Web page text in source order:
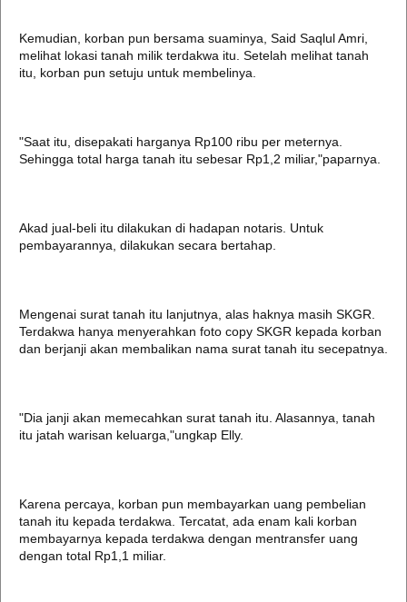
Kemudian, korban pun bersama suaminya, Said Saqlul Amri,
melihat lokasi tanah milik terdakwa itu. Setelah melihat tanah
itu, korban pun setuju untuk membelinya.
"Saat itu, disepakati harganya Rp100 ribu per meternya.
Sehingga total harga tanah itu sebesar Rp1,2 miliar,"paparnya.
Akad jual-beli itu dilakukan di hadapan notaris. Untuk
pembayarannya, dilakukan secara bertahap.
Mengenai surat tanah itu lanjutnya, alas haknya masih SKGR.
Terdakwa hanya menyerahkan foto copy SKGR kepada korban
dan berjanji akan membalikan nama surat tanah itu secepatnya.
"Dia janji akan memecahkan surat tanah itu. Alasannya, tanah
itu jatah warisan keluarga,"ungkap Elly.
Karena percaya, korban pun membayarkan uang pembelian
tanah itu kepada terdakwa. Tercatat, ada enam kali korban
membayarnya kepada terdakwa dengan mentransfer uang
dengan total Rp1,1 miliar.